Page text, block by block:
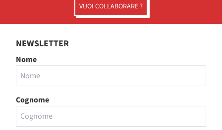
VUOI COLLABORARE ?
NEWSLETTER
Nome
Cognome